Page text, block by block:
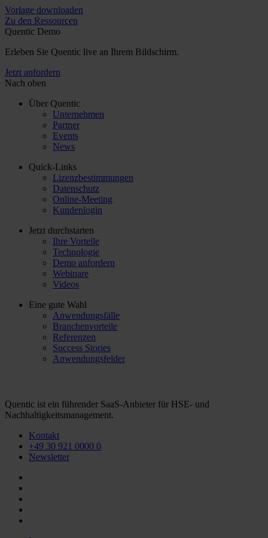
Vorlage downloaden
Zu den Ressourcen
Quentic Demo
Erleben Sie Quentic live an Ihrem Bildschirm.
Jetzt anfordern
Nach oben
Über Quentic
Unternehmen
Partner
Events
News
Quick-Links
Lizenzbestimmungen
Datenschutz
Online-Meeting
Kundenlogin
Jetzt durchstarten
Ihre Vorteile
Technologie
Demo anfordern
Webinare
Videos
Eine gute Wahl
Anwendungsfälle
Branchenvorteile
Referenzen
Success Stories
Anwendungsfelder
Quentic ist ein führender SaaS-Anbieter für HSE- und
Nachhaltigkeitsmanagement.
Kontakt
+49 30 921 0000 0
Newsletter